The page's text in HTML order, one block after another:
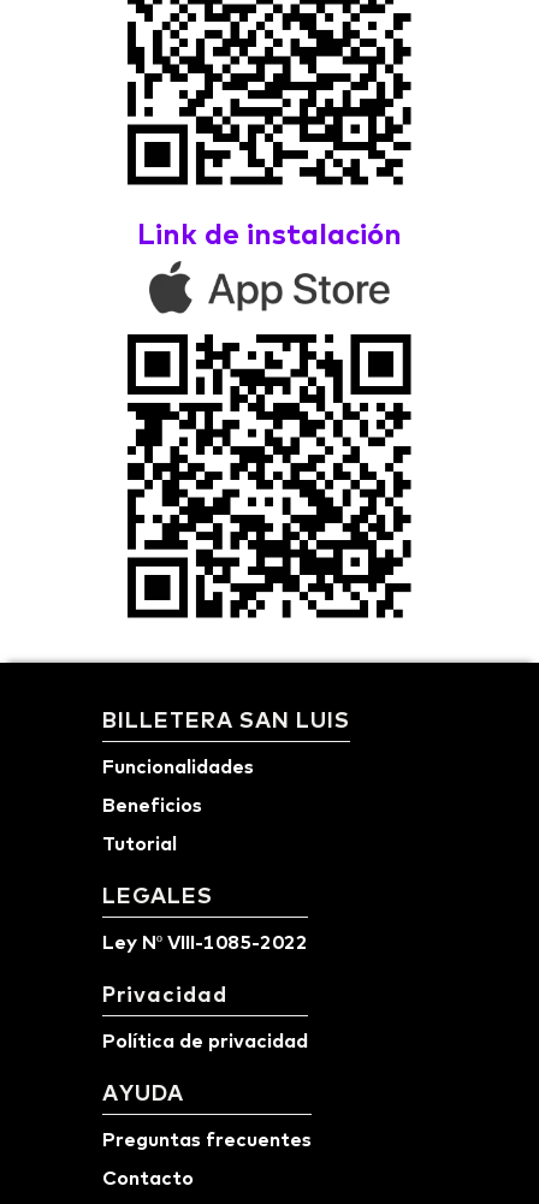
Link de instalación
BILLETERA SAN LUIS
Funcionalidades
Beneficios
Tutorial
LEGALES
Ley Nº VIII-1085-2022
Privacidad
Política de privacidad
AYUDA
Preguntas frecuentes
Contacto